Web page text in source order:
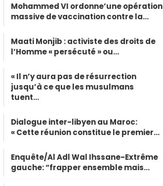
Mohammed VI ordonne’une opération
massive de vaccination contre la…
Maati Monjib : activiste des droits de
l’Homme « persécuté » ou…
« Il n’y aura pas de résurrection
jusqu’à ce que les musulmans
tuent…
Dialogue inter-libyen au Maroc:
« Cette réunion constitue le premier…
Enquête/Al Adl Wal Ihssane-Extrême
gauche: “frapper ensemble mais…